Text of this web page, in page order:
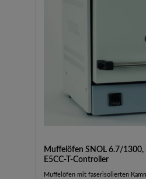
Muffelöfen SNOL 6.7/1300,
E5CC-T-Controller
Muffelöfen mit faserisolierten